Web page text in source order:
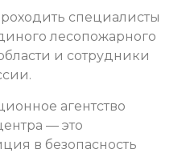
специалисты
лесопожарного
и сотрудники
агентство
— это
в безопасность